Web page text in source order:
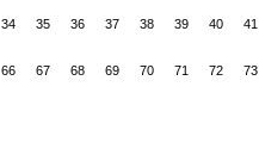
34 35 36 37 38 39 40 41
66 67 68 69 70 71 72 73